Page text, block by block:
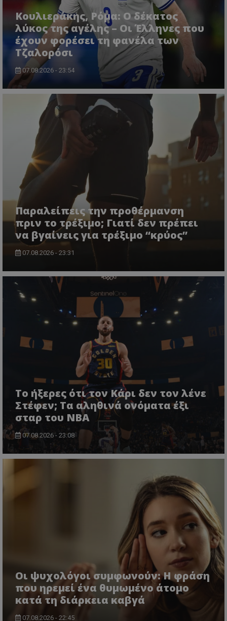
Κουλιεράκης, Ρόμα: Ο δέκατος
λύκος της αγέλης – Οι Έλληνες που
έχουν φορέσει τη φανέλα των
Τζαλορόσι
07.08.2026 - 23:54
Παραλείπεις την προθέρμανση
πριν το τρέξιμο; Γιατί δεν πρέπει
να βγαίνεις για τρέξιμο “κρύος”
07.08.2026 - 23:31
Το ήξερες ότι τον Κάρι δεν τον λένε
Στέφεν; Τα αληθινά ονόματα έξι
σταρ του NBA
07.08.2026 - 23:08
Οι ψυχολόγοι συμφωνούν: Η φράση
που ηρεμεί ένα θυμωμένο άτομο
κατά τη διάρκεια καβγά
07.08.2026 - 22:45